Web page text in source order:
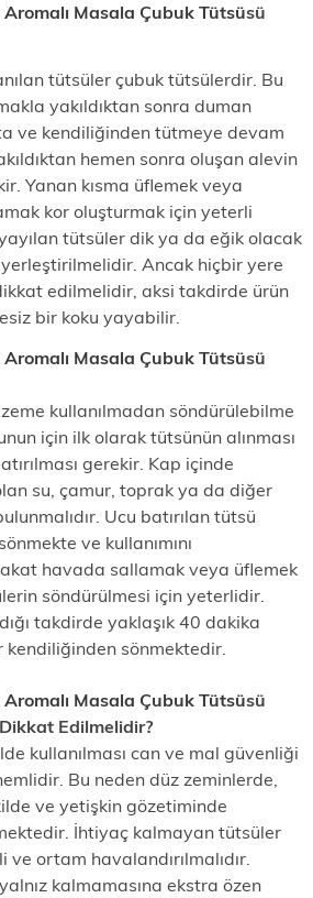
Masala Çubuk Tütsüsü
tütsüler çubuk tütsülerdir. Bu
yakıldıktan sonra duman
ve kendiliğinden tütmeye devam
hemen sonra oluşan alevin
Yanan kısma üflemek veya
kor oluşturmak için yeterli
tütsüler dik ya da eğik olacak
Ancak hiçbir yere
edilmelidir, aksi takdirde ürün
bir koku yayabilir.
Masala Çubuk Tütsüsü
kullanılmadan söndürülebilme
için ilk olarak tütsünün alınması
gerekir. Kap içinde
su, çamur, toprak ya da diğer
Ucu batırılan tütsü
ve kullanımını
havada sallamak veya üflemek
söndürülmesi için yeterlidir.
takdirde yaklaşık 40 dakika
sönmektedir.
Masala Çubuk Tütsüsü
Edilmelidir?
kullanılması can ve mal güvenliği
Bu neden düz zeminlerde,
ve yetişkin gözetiminde
İhtiyaç kalmayan tütsüler
ortam havalandırılmalıdır.
kalmamasına ekstra özen